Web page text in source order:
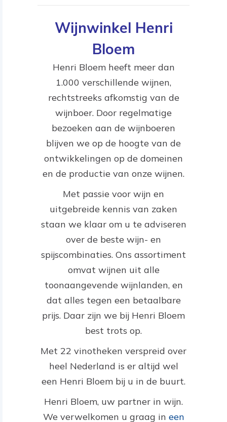
Wijnwinkel Henri
Bloem
Henri Bloem heeft meer dan
1.000 verschillende wijnen,
rechtstreeks afkomstig van de
wijnboer. Door regelmatige
bezoeken aan de wijnboeren
blijven we op de hoogte van de
ontwikkelingen op de domeinen
en de productie van onze wijnen.
Met passie voor wijn en
uitgebreide kennis van zaken
staan we klaar om u te adviseren
over de beste wijn- en
spijscombinaties. Ons assortiment
omvat wijnen uit alle
toonaangevende wijnlanden, en
dat alles tegen een betaalbare
prijs. Daar zijn we bij Henri Bloem
best trots op.
Met 22 vinotheken verspreid over
heel Nederland is er altijd wel
een Henri Bloem bij u in de buurt.
Henri Bloem, uw partner in wijn.
We verwelkomen u graag in een